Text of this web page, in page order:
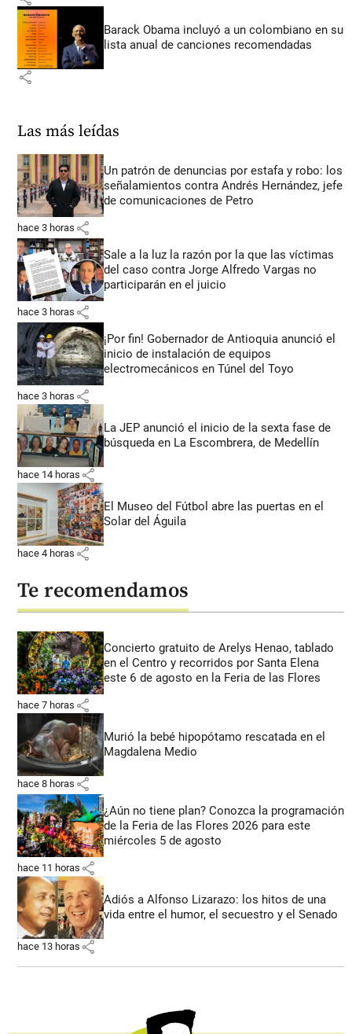
Barack Obama incluyó a un colombiano en su
lista anual de canciones recomendadas
share
Las más leídas
Un patrón de denuncias por estafa y robo: los
señalamientos contra Andrés Hernández, jefe
de comunicaciones de Petro
hace 3 horas share
Sale a la luz la razón por la que las víctimas
del caso contra Jorge Alfredo Vargas no
participarán en el juicio
hace 3 horas share
¡Por fin! Gobernador de Antioquia anunció el
inicio de instalación de equipos
electromecánicos en Túnel del Toyo
hace 3 horas share
La JEP anunció el inicio de la sexta fase de
búsqueda en La Escombrera, de Medellín
hace 14 horas share
El Museo del Fútbol abre las puertas en el
Solar del Águila
hace 4 horas share
Te recomendamos
Concierto gratuito de Arelys Henao, tablado
en el Centro y recorridos por Santa Elena
este 6 de agosto en la Feria de las Flores
hace 7 horas share
Murió la bebé hipopótamo rescatada en el
Magdalena Medio
hace 8 horas share
¿Aún no tiene plan? Conozca la programación
de la Feria de las Flores 2026 para este
miércoles 5 de agosto
hace 11 horas share
Adiós a Alfonso Lizarazo: los hitos de una
vida entre el humor, el secuestro y el Senado
hace 13 horas share